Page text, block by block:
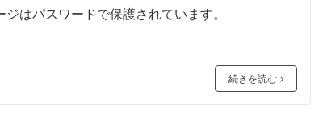
ジはパスワードで保護されています。
続きを読む